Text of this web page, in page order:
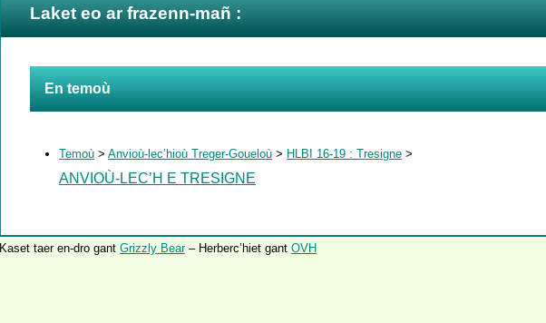
Laket eo ar frazenn-mañ :
En temoù
Temoù > Anvioù-lec’hioù Treger-Goueloù > HLBI 16-19 : Tresigne >
ANVIOÙ-LEC’H E TRESIGNE
Kaset taer en-dro gant Grizzly Bear– Herberc’hiet gant OVH